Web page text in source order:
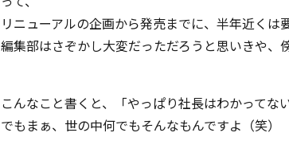
リニューアルの企画から発売までに、半年近くは
編集部はさぞかし大変だっただろうと思いきや、
こんなこと書くと、「やっぱり社長はわかってな
でもまぁ、世の中何でもそんなもんですよ（笑）